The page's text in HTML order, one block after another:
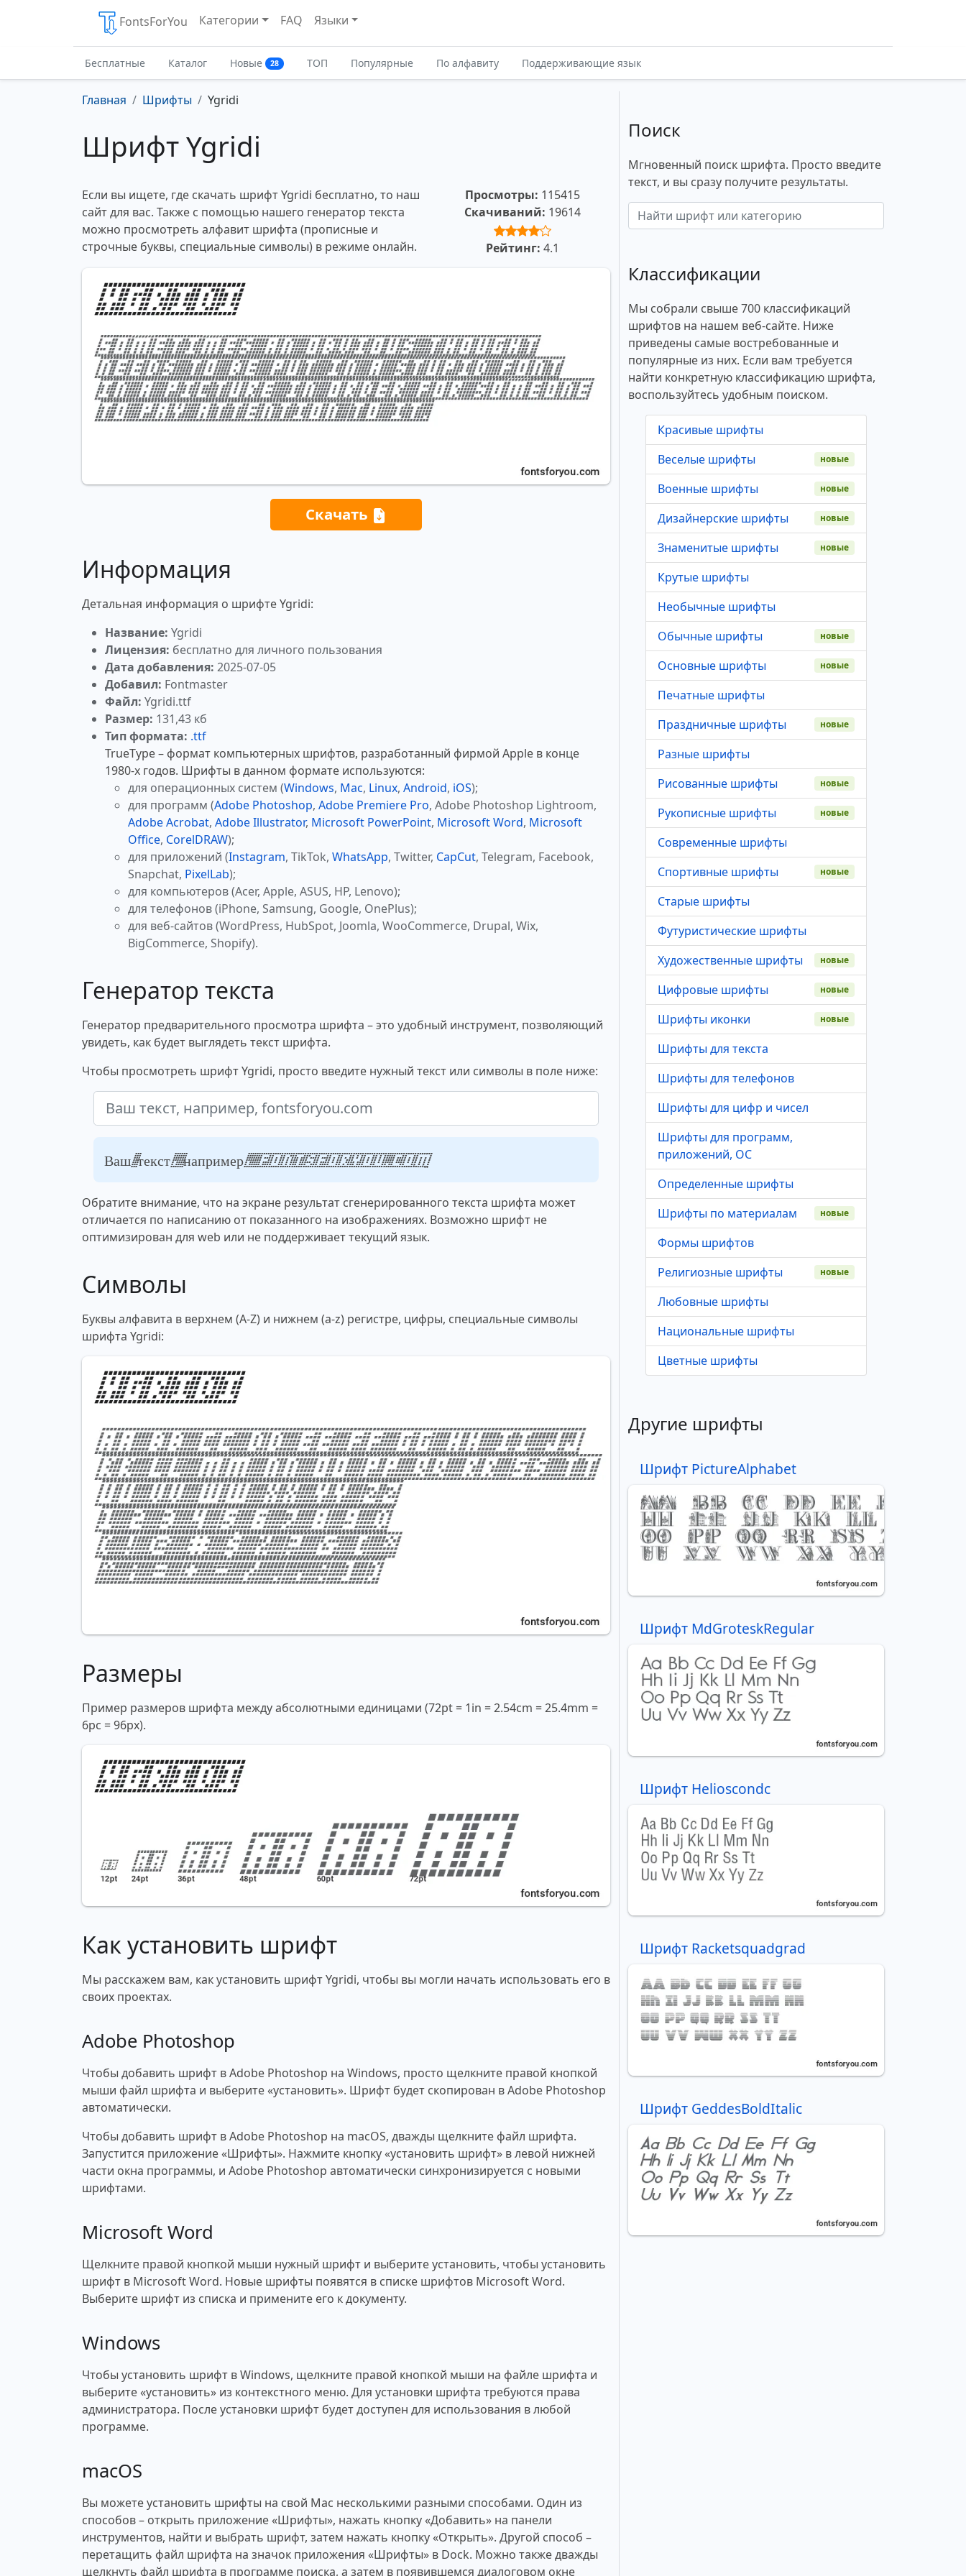
FontsForYou Категории FAQ Языки
Бесплатные Каталог Новые 28 ТОП Популярные По алфавиту Поддерживающие язык
Главная Шрифты Ygridi
Шрифт Ygridi
Если вы ищете, где скачать шрифт Ygridi бесплатно, то наш
сайт для вас. Также с помощью нашего генератор текста
можно просмотреть алфавит шрифта (прописные и
строчные буквы, специальные символы) в режиме онлайн.
Просмотры: 115415
Скачиваний: 19614
Рейтинг: 4.1
Скачать
Информация
Детальная информация о шрифте Ygridi:
Название: Ygridi
Лицензия: бесплатно для личного пользования
Дата добавления: 2025-07-05
Добавил: Fontmaster
Файл: Ygridi.ttf
Размер: 131,43 кб
Тип формата: .ttf
TrueType – формат компьютерных шрифтов, разработанный фирмой Apple в конце
1980-х годов. Шрифты в данном формате используются:
для операционных систем (Windows, Mac, Linux, Android, iOS);
для программ (Adobe Photoshop, Adobe Premiere Pro, Adobe Photoshop Lightroom,
Adobe Acrobat, Adobe Illustrator, Microsoft PowerPoint, Microsoft Word, Microsoft
Office, CorelDRAW);
для приложений (Instagram, TikTok, WhatsApp, Twitter, CapCut, Telegram, Facebook,
Snapchat, PixelLab);
для компьютеров (Acer, Apple, ASUS, HP, Lenovo);
для телефонов (iPhone, Samsung, Google, OnePlus);
для веб-сайтов (WordPress, HubSpot, Joomla, WooCommerce, Drupal, Wix,
BigCommerce, Shopify).
Генератор текста
Генератор предварительного просмотра шрифта – это удобный инструмент, позволяющий
увидеть, как будет выглядеть текст шрифта.
Чтобы просмотреть шрифт Ygridi, просто введите нужный текст или символы в поле ниже:
Ваш текст, например, fontsforyou.com
Обратите внимание, что на экране результат сгенерированного текста шрифта может
отличается по написанию от показанного на изображениях. Возможно шрифт не
оптимизирован для web или не поддерживает текущий язык.
Символы
Буквы алфавита в верхнем (A-Z) и нижнем (a-z) регистре, цифры, специальные символы
шрифта Ygridi:
Размеры
Пример размеров шрифта между абсолютными единицами (72pt = 1in = 2.54cm = 25.4mm =
6pc = 96px).
Как установить шрифт
Мы расскажем вам, как установить шрифт Ygridi, чтобы вы могли начать использовать его в
своих проектах.
Adobe Photoshop
Чтобы добавить шрифт в Adobe Photoshop на Windows, просто щелкните правой кнопкой
мыши файл шрифта и выберите «установить». Шрифт будет скопирован в Adobe Photoshop
автоматически.
Чтобы добавить шрифт в Adobe Photoshop на macOS, дважды щелкните файл шрифта.
Запустится приложение «Шрифты». Нажмите кнопку «установить шрифт» в левой нижней
части окна программы, и Adobe Photoshop автоматически синхронизируется с новыми
шрифтами.
Microsoft Word
Щелкните правой кнопкой мыши нужный шрифт и выберите установить, чтобы установить
шрифт в Microsoft Word. Новые шрифты появятся в списке шрифтов Microsoft Word.
Выберите шрифт из списка и примените его к документу.
Windows
Чтобы установить шрифт в Windows, щелкните правой кнопкой мыши на файле шрифта и
выберите «установить» из контекстного меню. Для установки шрифта требуются права
администратора. После установки шрифт будет доступен для использования в любой
программе.
macOS
Вы можете установить шрифты на свой Mac несколькими разными способами. Один из
способов – открыть приложение «Шрифты», нажать кнопку «Добавить» на панели
инструментов, найти и выбрать шрифт, затем нажать кнопку «Открыть». Другой способ –
перетащить файл шрифта на значок приложения «Шрифты» в Dock. Можно также дважды
щелкнуть файл шрифта в программе поиска, а затем в появившемся диалоговом окне
Поиск
Мгновенный поиск шрифта. Просто введите
текст, и вы сразу получите результаты.
Классификации
Мы собрали свыше 700 классификаций
шрифтов на нашем веб-сайте. Ниже
приведены самые востребованные и
популярные из них. Если вам требуется
найти конкретную классификацию шрифта,
воспользуйтесь удобным поиском.
Красивые шрифты
Веселые шрифты
новые
Военные шрифты новые
Дизайнерские шрифты новые
Знаменитые шрифты новые
Крутые шрифты
Необычные шрифты
Обычные шрифты
новые
Основные шрифты новые
Печатные шрифты
Праздничные шрифты
новые
Разные шрифты
Рисованные шрифты
новые
Рукописные шрифты новые
Современные шрифты
Спортивные шрифты
новые
Старые шрифты
Футуристические шрифты
Художественные шрифты
новые
Цифровые шрифты новые
Шрифты иконки новые
Шрифты для текста
Шрифты для телефонов
Шрифты для цифр и чисел
Шрифты для программ,
приложений, ОС
Определенные шрифты
Шрифты по материалам
новые
Формы шрифтов
Религиозные шрифты
новые
Любовные шрифты
Национальные шрифты
Цветные шрифты
Другие шрифты
Шрифт PictureAlphabet
Шрифт MdGroteskRegular
Шрифт Helioscondc
Шрифт Racketsquadgrad
Шрифт GeddesBoldItalic